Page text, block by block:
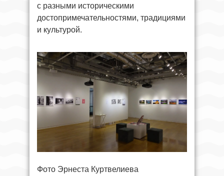
с разными историческими
достопримечательностями, традициями
и культурой.
Фото Эрнеста Куртвелиева